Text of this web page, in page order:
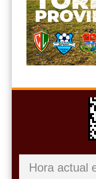
Hora actual